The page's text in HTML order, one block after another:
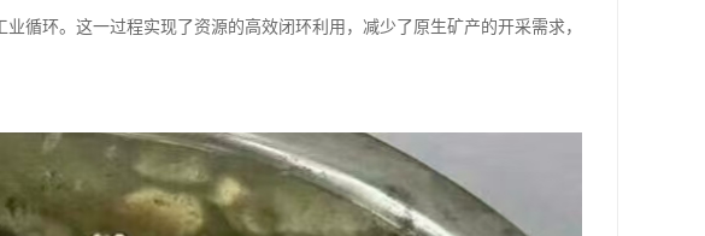
循环。这一过程实现了资源的高效闭环利用，减少了原生矿产的开采需求，